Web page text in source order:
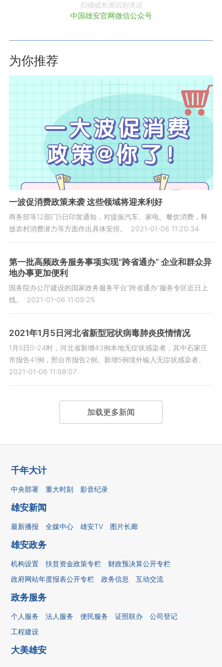
扫描或长按识别关注
中国雄安官网微信公众号
为你推荐
一波促消费政策来袭 这些领域将迎来利好
商务部等12部门5日印发通知，对提振汽车、家电、餐饮消费，释
放农村消费潜力等方面作出具体安排。
2021-01-06 11:20:34
第一批高频政务服务事项实现“跨省通办” 企业和群众异
地办事更加便利
国务院办公厅建设的国家政务服务平台“跨省通办”服务专区近日上
线。
2021-01-06 11:09:25
2021年1月5日河北省新型冠状病毒肺炎疫情情况
1月5日0-24时，河北省新增43例本地无症状感染者，其中石家庄
市报告41例，邢台市报告2例。新增5例境外输入无症状感染者。
2021-01-06 11:08:07
加载更多新闻
千年大计
中央部署 重大时刻 影音纪录
雄安新闻
最新播报 全媒中心 雄安TV 图片长廊
雄安政务
机构设置 扶贫资金政策专栏
财政预决算公开专栏
政府网站年度报表公开专栏
政务信息 互动交流
政务服务
个人服务 法人服务 便民服务 证照联办
公司登记
工程建设
大美雄安